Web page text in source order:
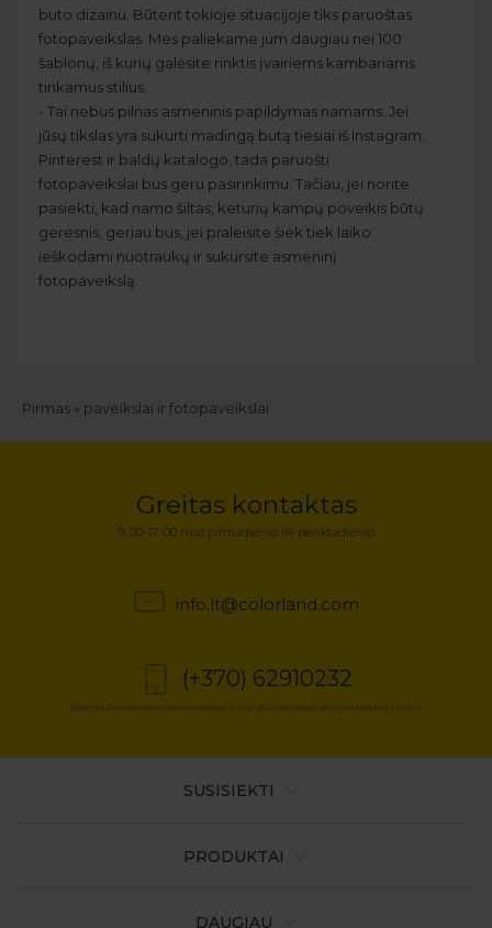
buto dizainu. Būtent tokioje situacijoje tiks paruoštas
fotopaveikslas. Mes paliekame jum daugiau nei 100
šablonų, iš kurių galėsite rinktis įvairiems kambariams
tinkamus stilius.
- Tai nebus pilnas asmeninis papildymas namams. Jei
jūsų tikslas yra sukurti madingą butą tiesiai iš Instagram,
Pinterest ir baldų katalogo, tada paruošti
fotopaveikslai bus geru pasirinkimu. Tačiau, jei norite
pasiekti, kad namo šiltas, keturių kampų poveikis būtų
geresnis, geriau bus, jei praleisite šiek tiek laiko
ieškodami nuotraukų ir sukursite asmeninį
fotopaveikslą.
Kelias
Pirmas paveikslai ir fotopaveikslai
Greitas kontaktas
9: 00-17: 00 nuo pirmadienio iki penktadienio
info.lt@colorland.com
(+370) 62910232
Skambučio kaina nustatoma pagal Jūsų ryšio operatoriaus nustatytus tarifus
PRODUKTAI
DAUGIAU
SUSISIEKTI